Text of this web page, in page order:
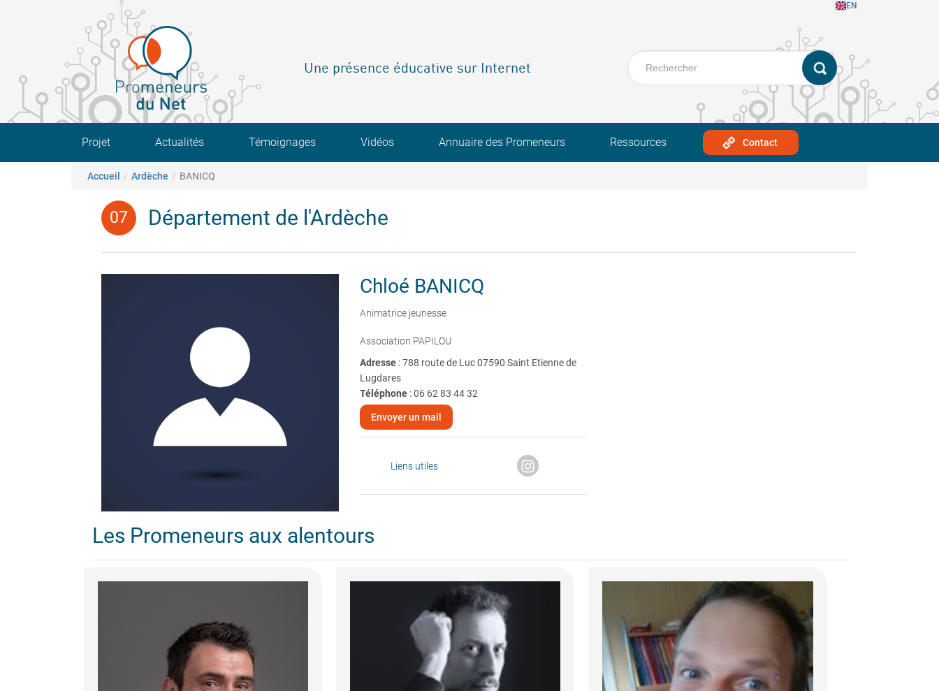
EN
Une présence éducative sur Internet
Main navigation
Projet Actualités Témoignages Vidéos Annuaire des Promeneurs Ressources Contact
Fil d'Ariane
Accueil Ardèche BANICQ
Département de l'Ardèche
Chloé BANICQ
Animatrice jeunesse
Association PAPILOU
Adresse : 788 route de Luc 07590 Saint Etienne de
Lugdares
Téléphone:06 62 83 44 32
Envoyer un mail
Liens utiles
Les Promeneurs aux alentours